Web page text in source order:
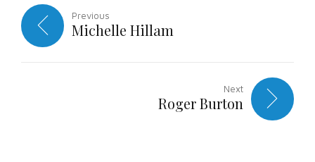
Previous
Michelle Hillam
Next
Roger Burton